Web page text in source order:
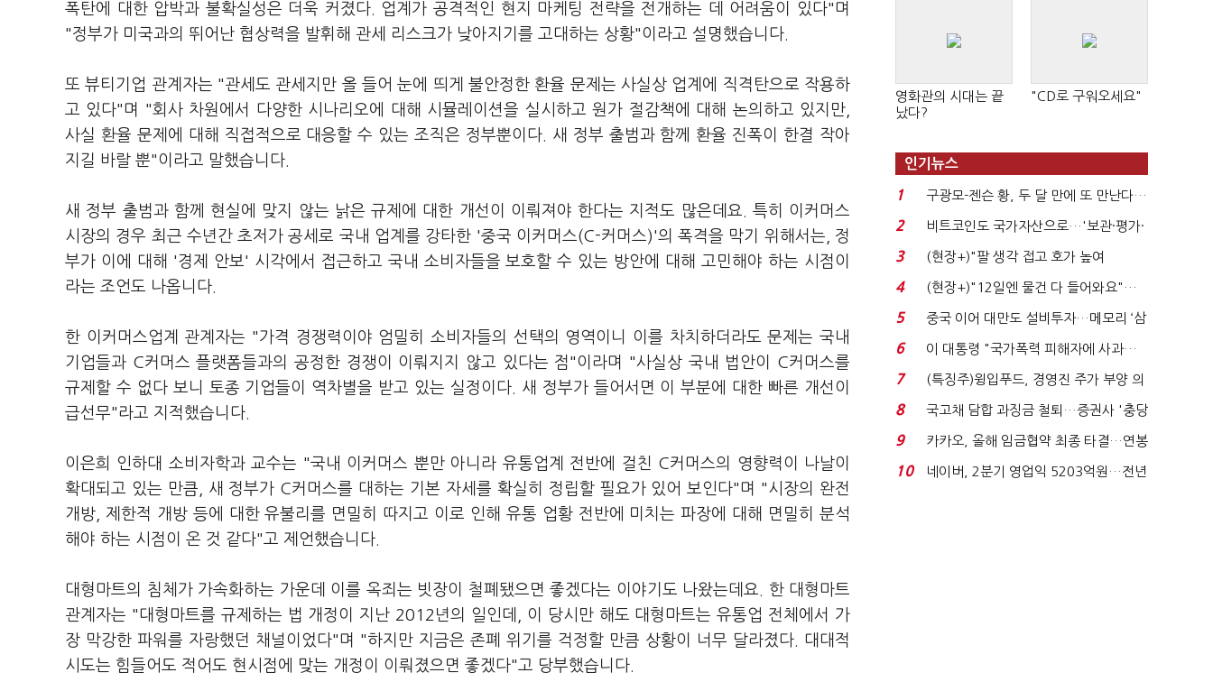
폭탄에 대한 압박과 불확실성은 더욱 커졌다. 업계가 공격적인 현지 마케팅 전략을 전개하는 데 어려움이 있다"며
"정부가 미국과의 뛰어난 협상력을 발휘해 관세 리스크가 낮아지기를 고대하는 상황"이라고 설명했습니다.
또 뷰티기업 관계자는 "관세도 관세지만 올 들어 눈에 띄게 불안정한 환율 문제는 사실상 업계에 직격탄으로 작용하
고 있다"며 "회사 차원에서 다양한 시나리오에 대해 시뮬레이션을 실시하고 원가 절감책에 대해 논의하고 있지만,
사실 환율 문제에 대해 직접적으로 대응할 수 있는 조직은 정부뿐이다. 새 정부 출범과 함께 환율 진폭이 한결 작아
지길 바랄 뿐"이라고 말했습니다.
새 정부 출범과 함께 현실에 맞지 않는 낡은 규제에 대한 개선이 이뤄져야 한다는 지적도 많은데요. 특히 이커머스
시장의 경우 최근 수년간 초저가 공세로 국내 업계를 강타한 '중국 이커머스(C-커머스)'의 폭격을 막기 위해서는, 정
부가 이에 대해 '경제 안보' 시각에서 접근하고 국내 소비자들을 보호할 수 있는 방안에 대해 고민해야 하는 시점이
라는 조언도 나옵니다.
한 이커머스업계 관계자는 "가격 경쟁력이야 엄밀히 소비자들의 선택의 영역이니 이를 차치하더라도 문제는 국내
기업들과 C커머스 플랫폼들과의 공정한 경쟁이 이뤄지지 않고 있다는 점"이라며 "사실상 국내 법안이 C커머스를
규제할 수 없다 보니 토종 기업들이 역차별을 받고 있는 실정이다. 새 정부가 들어서면 이 부분에 대한 빠른 개선이
급선무"라고 지적했습니다.
이은희 인하대 소비자학과 교수는 "국내 이커머스 뿐만 아니라 유통업계 전반에 걸친 C커머스의 영향력이 나날이
확대되고 있는 만큼, 새 정부가 C커머스를 대하는 기본 자세를 확실히 정립할 필요가 있어 보인다"며 "시장의 완전
개방, 제한적 개방 등에 대한 유불리를 면밀히 따지고 이로 인해 유통 업황 전반에 미치는 파장에 대해 면밀히 분석
해야 하는 시점이 온 것 같다"고 제언했습니다.
대형마트의 침체가 가속화하는 가운데 이를 옥죄는 빗장이 철폐됐으면 좋겠다는 이야기도 나왔는데요. 한 대형마트
관계자는 "대형마트를 규제하는 법 개정이 지난 2012년의 일인데, 이 당시만 해도 대형마트는 유통업 전체에서 가
장 막강한 파워를 자랑했던 채널이었다"며 "하지만 지금은 존폐 위기를 걱정할 만큼 상황이 너무 달라졌다. 대대적
시도는 힘들어도 적어도 현시점에 맞는 개정이 이뤄졌으면 좋겠다"고 당부했습니다.
영화관의 시대는 끝
났다?
"CD로 구워오세요"
인기뉴스
1
구광모-젠슨 황, 두 달 만에 또 만난다…
로봇·AI 등 논...
2
비트코인도 국가자산으로…'보관·평가·
처분' 기준은 ...
3
(현장+)"팔 생각 접고 호가 높여
요"…'덜 똘똘한 한 채' 20...
4
(현장+)"12일엔 물건 다 들어와요"…
빈 매대 채우며 문 연 ...
5
중국 이어 대만도 설비투자…메모리 ‘삼
국전쟁’
6
이 대통령 "국가폭력 피해자에 사과…
적극적 조사로 진...
7
(특징주)윙입푸드, 경영진 주가 부양 의
지에 상한가...
8
국고채 담합 과징금 철퇴…증권사 '충당
금 폭탄' 우려...
9
카카오, 올해 임금협약 최종 타결…연봉
6.3% 인상·격려...
10
네이버, 2분기 영업익 5203억원…전년